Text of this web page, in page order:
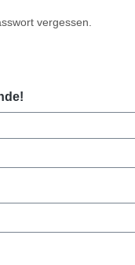
vergessen.